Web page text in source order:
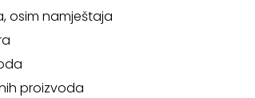
osim namještaja
proizvoda